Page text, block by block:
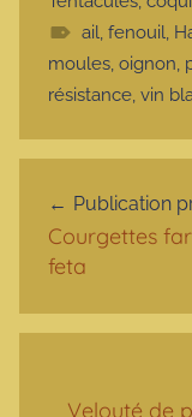
ail, fenouil,
moules, oignon,
résistance, vin
Publication
Courgettes
feta
Velouté de